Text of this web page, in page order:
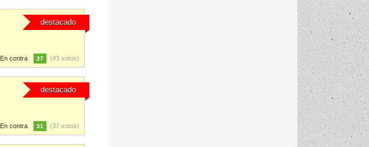
destacado
En contra 37 (43 votos)
destacado
En contra 31 (37 votos)